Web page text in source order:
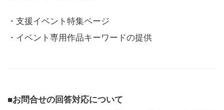
・支援イベント特集ページ
・イベント専用作品キーワードの提供
■お問合せの回答対応について